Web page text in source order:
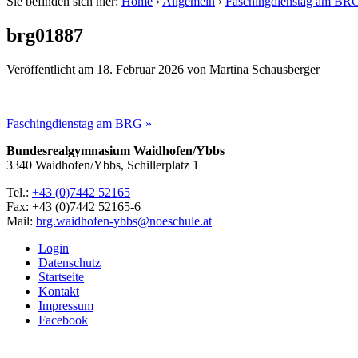
brg01887
Veröffentlicht am 18. Februar 2026 von Martina Schausberger
Faschingdienstag am BRG »
Bundesrealgymnasium Waidhofen/Ybbs
3340 Waidhofen/Ybbs, Schillerplatz 1
Tel.: +43 (0)7442 52165
Fax: +43 (0)7442 52165-6
Mail: brg.waidhofen-ybbs@noeschule.at
Login
Datenschutz
Startseite
Kontakt
Impressum
Facebook